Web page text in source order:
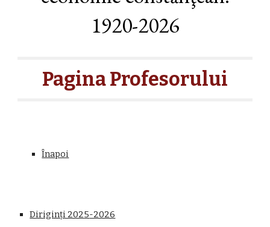
1920-2026
Pagina Profesorului
Înapoi
Diriginți 2025-2026